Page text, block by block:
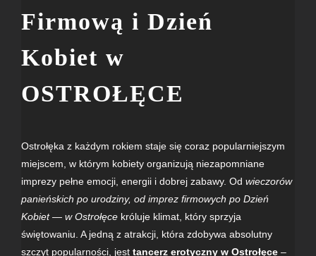
Firmową i Dzień
Kobiet w
OSTROŁĘCE
Ostrołęka z każdym rokiem staje się coraz popularniejszym
miejscem, w którym kobiety organizują niezapomniane
imprezy pełne emocji, energii i dobrej zabawy. Od wieczorów
panieńskich po urodziny, od imprez firmowych po Dzień
Kobiet — wOstrołęcekróluje klimat, który sprzyja
świętowaniu. A jedną z atrakcji, która zdobywa absolutny
szczyt popularności, jest tancerz erotyczny w Ostrołęce–